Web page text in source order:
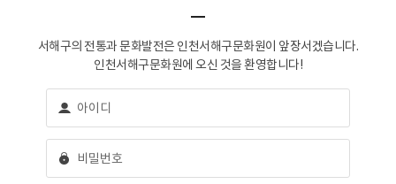
서해구의 전통과 문화발전은 인천서해구문화원이 앞장서겠습니다.
인천서해구문화원에 오신 것을 환영합니다!